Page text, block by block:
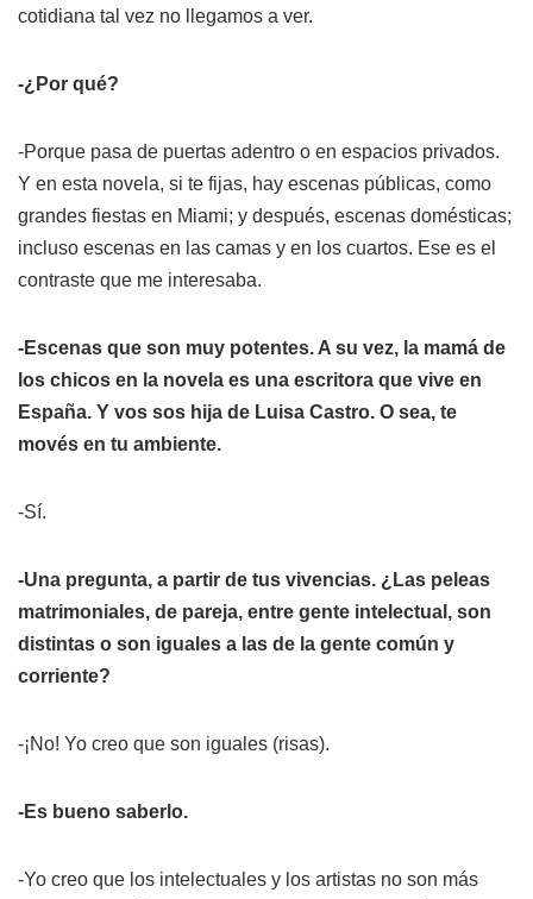
cotidiana tal vez no llegamos a ver.
-¿Por qué?
-Porque pasa de puertas adentro o en espacios privados.
Y en esta novela, si te fijas, hay escenas públicas, como
grandes fiestas en Miami; y después, escenas domésticas;
incluso escenas en las camas y en los cuartos. Ese es el
contraste que me interesaba.
-Escenas que son muy potentes. A su vez, la mamá de
los chicos en la novela es una escritora que vive en
España. Y vos sos hija de Luisa Castro. O sea, te
movés en tu ambiente.
-Sí.
-Una pregunta, a partir de tus vivencias. ¿Las peleas
matrimoniales, de pareja, entre gente intelectual, son
distintas o son iguales a las de la gente común y
corriente?
-¡No! Yo creo que son iguales (risas).
-Es bueno saberlo.
-Yo creo que los intelectuales y los artistas no son más